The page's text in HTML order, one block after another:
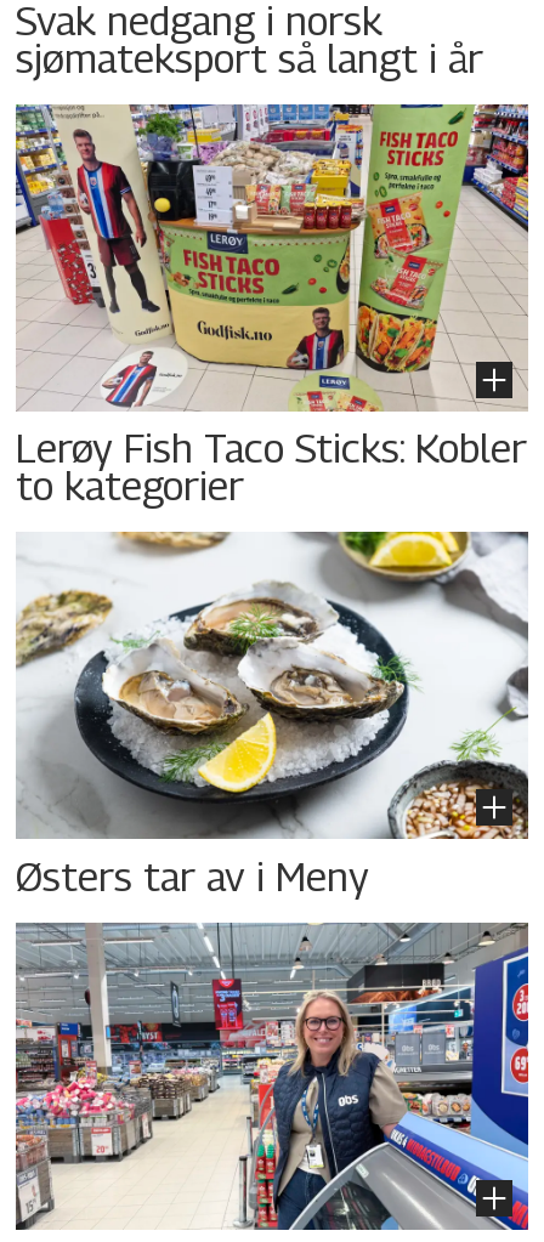
Svak nedgang i norsk
sjømateksport så langt i år
Lerøy Fish Taco Sticks: Kobler
to kategorier
Østers tar av i Meny